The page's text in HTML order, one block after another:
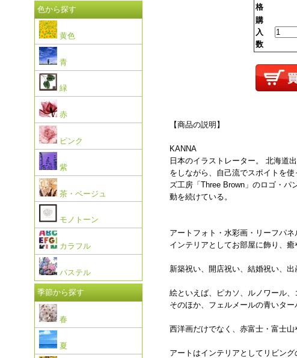
格
購
入
数
【商品の説明】
KANNA
日本のイラストレーター。 北海道
をしながら、自己流でスポイトを
ズ工房「Three Brown」のロゴ・
動を続けている。
アートフォト・水彩画・リーフパ
インテリアとしてお部屋に飾り、
新築祝い、開店祝い、結婚祝い、
絵といえば、ピカソ、ルノワール、
そのほか、フェルメールの青いタ
西洋画だけでなく、赤富士・富士山
アートはインテリアとしてリビング
色から探す
黄色
青
緑
赤
ピンク
紫
茶・ベージュ
モノトーン
カラフル
パステル
季節から探す
春
夏